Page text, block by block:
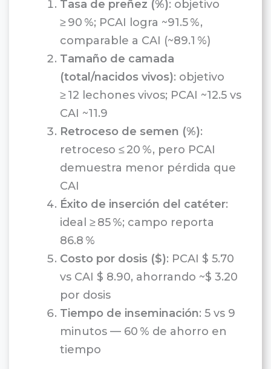
Tasa de preñez (%): objetivo
≥ 90 %; PCAI logra ~91.5 %,
comparable a CAI (~89.1 %)
Tamaño de camada
(total/nacidos vivos): objetivo
≥ 12 lechones vivos; PCAI ~12.5 vs
CAI ~11.9
Retroceso de semen (%):
retroceso ≤ 20 %, pero PCAI
demuestra menor pérdida que
CAI
Éxito de inserción del catéter:
ideal ≥ 85 %; campo reporta
86.8 %
Costo por dosis ($): PCAI $ 5.70
vs CAI $ 8.90, ahorrando ~$ 3.20
por dosis
Tiempo de inseminación: 5 vs 9
minutos — 60 % de ahorro en
tiempo